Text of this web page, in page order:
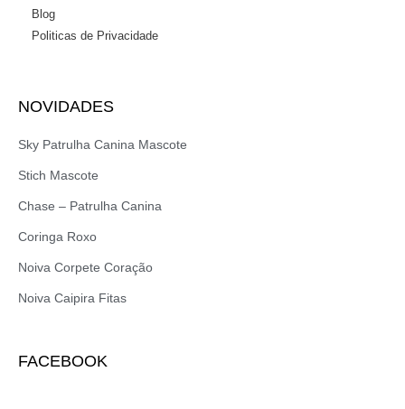
Blog
Politicas de Privacidade
NOVIDADES
Sky Patrulha Canina Mascote
Stich Mascote
Chase – Patrulha Canina
Coringa Roxo
Noiva Corpete Coração
Noiva Caipira Fitas
FACEBOOK